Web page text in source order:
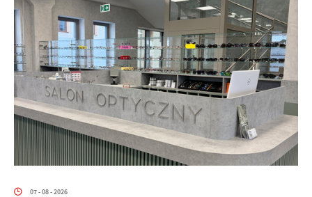
07 - 08 - 2026